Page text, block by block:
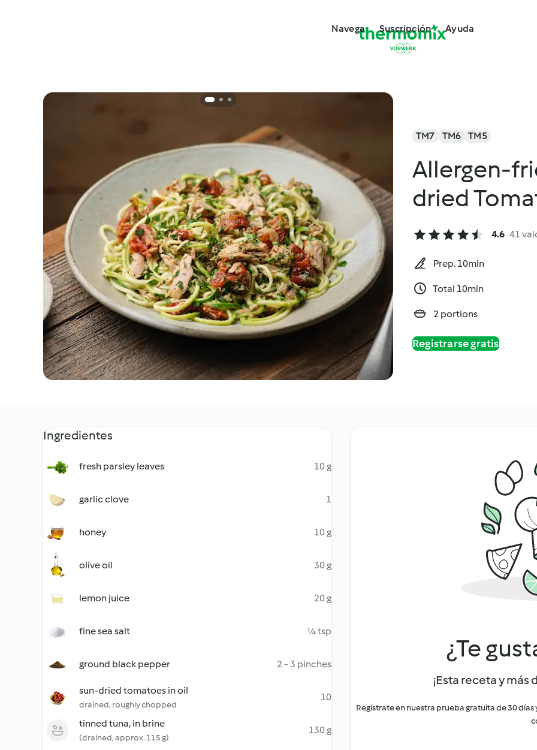
Navega Suscripción Ayuda
TM7 TM6 TM5
Allergen-
dried
4.6 41
Prep. 10min
Total 10min
2 portions
Registrarse gratis
Ingredientes
fresh parsley leaves 10 g
garlic clove 1
honey 10 g
olive oil 30 g
lemon juice 20 g
fine sea salt ¼ tsp
ground black pepper 2 - 3 pinches
sun-dried tomatoes in oil
drained, roughly chopped
10
tinned tuna, in brine
(drained, approx. 115 g)
130 g
¿Te
¡Esta receta y más
Regístrate en nuestra prueba gratuita de 30